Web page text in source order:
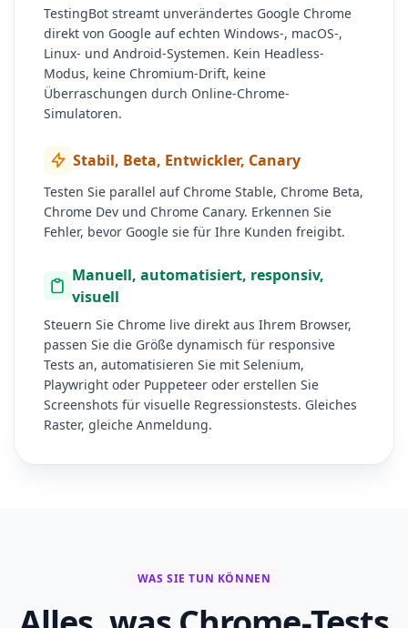
TestingBot streamt unverändertes Google Chrome
direkt von Google auf echten Windows-, macOS-,
Linux- und Android-Systemen. Kein Headless-
Modus, keine Chromium-Drift, keine
Überraschungen durch Online-Chrome-
Simulatoren.
Stabil, Beta, Entwickler, Canary
Testen Sie parallel auf Chrome Stable, Chrome Beta,
Chrome Dev und Chrome Canary. Erkennen Sie
Fehler, bevor Google sie für Ihre Kunden freigibt.
Manuell, automatisiert, responsiv,
visuell
Steuern Sie Chrome live direkt aus Ihrem Browser,
passen Sie die Größe dynamisch für responsive
Tests an, automatisieren Sie mit Selenium,
Playwright oder Puppeteer oder erstellen Sie
Screenshots für visuelle Regressionstests. Gleiches
Raster, gleiche Anmeldung.
WAS SIE TUN KÖNNEN